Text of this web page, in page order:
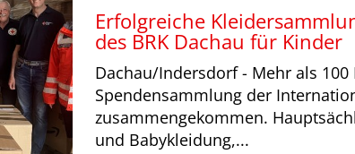
Erfolgreiche
des BRK Dachau für Kinder
Dachau/Indersdorf - Mehr als
Spendensammlung der
zusammengekommen.
und Babykleidung,...